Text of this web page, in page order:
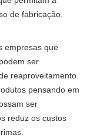
de fabricação.
empresas que
ser
reaproveitamento.
pensando em
ser
reduz os custos